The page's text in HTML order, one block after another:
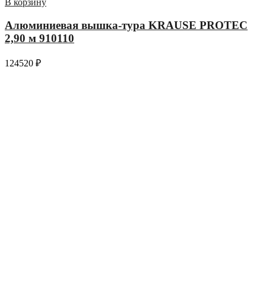
В корзину
Алюминиевая вышка-тура KRAUSE PROTEC
2,90 м 910110
124520 ₽